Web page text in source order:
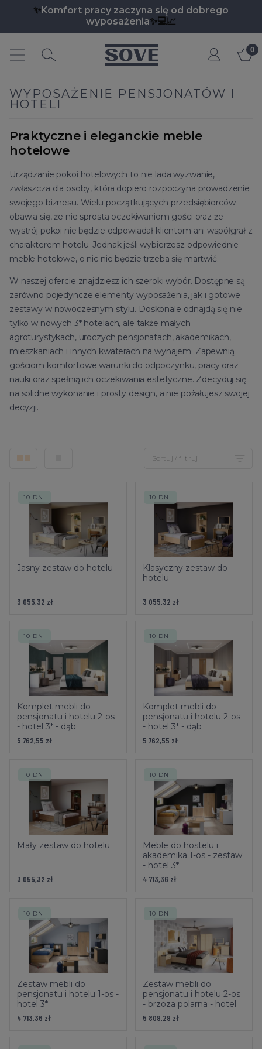
✨Komfort pracy zaczyna się od dobrego
wyposażenia✨💻📈
Moje
konto
WYPOSAŻENIE PENSJONATÓW I
HOTELI
Praktyczne i eleganckie meble
hotelowe
Urządzanie pokoi hotelowych to nie lada wyzwanie,
zwłaszcza dla osoby, która dopiero rozpoczyna prowadzenie
swojego biznesu. Wielu początkujących przedsiębiorców
obawia się, że nie sprosta oczekiwaniom gości oraz że
wystrój pokoi nie będzie odpowiadał klientom ani współgrał z
charakterem hotelu. Jednak jeśli wybierzesz odpowiednie
meble hotelowe, o nic nie będzie trzeba się martwić.
W naszej ofercie znajdziesz ich szeroki wybór. Dostępne są
zarówno pojedyncze elementy wyposażenia, jak i gotowe
zestawy w nowoczesnym stylu. Doskonale odnajdą się nie
tylko w nowych 3* hotelach, ale także małych
agroturystykach, uroczych pensjonatach, akademikach,
mieszkaniach i innych kwaterach na wynajem. Zapewnią
gościom komfortowe warunki do odpoczynku, pracy oraz
nauki oraz spełnią ich oczekiwania estetyczne. Zdecyduj się
na solidne wykonanie i prosty design, a nie pożałujesz swojej
decyzji.
Sortuj / filtruj
Jasny zestaw do hotelu
3 055,32 zł
10 DNI
Klasyczny zestaw do
hotelu
3 055,32 zł
10 DNI
Komplet mebli do
pensjonatu i hotelu 2-os
- hotel 3* - dąb
amber/biały
5 762,55 zł
10 DNI
Komplet mebli do
pensjonatu i hotelu 2-os
- hotel 3* - dąb
amber/biały
5 762,55 zł
10 DNI
Mały zestaw do hotelu
3 055,32 zł
10 DNI
Meble do hostelu i
akademika 1-os - zestaw
- hotel 3*
4 713,36 zł
10 DNI
Zestaw mebli do
pensjonatu i hotelu 1-os -
hotel 3*
4 713,36 zł
10 DNI
Zestaw mebli do
pensjonatu i hotelu 2-os
- brzoza polarna - hotel
3*
5 809,29 zł
10 DNI